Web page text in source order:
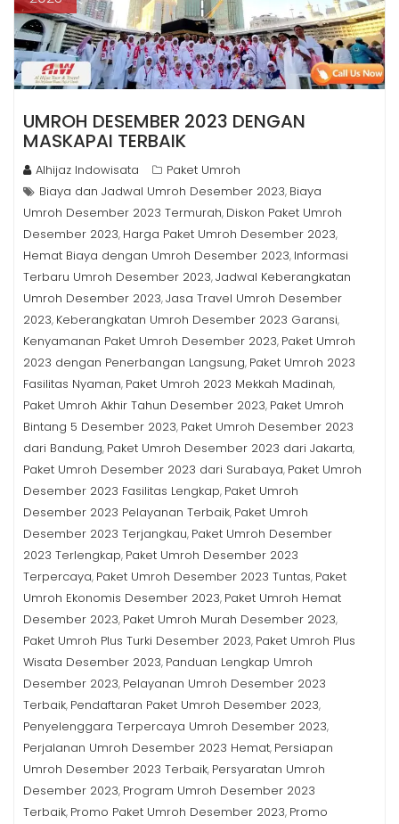
UMROH DESEMBER 2023 DENGAN
MASKAPAI TERBAIK
Alhijaz Indowisata
Paket Umroh
Biaya dan Jadwal Umroh Desember 2023, Biaya
Umroh Desember 2023 Termurah, Diskon Paket Umroh
Desember 2023, Harga Paket Umroh Desember 2023,
Hemat Biaya dengan Umroh Desember 2023, Informasi
Terbaru Umroh Desember 2023,Jadwal Keberangkatan
Umroh Desember 2023,Jasa Travel Umroh Desember
2023, Keberangkatan Umroh Desember 2023 Garansi,
Kenyamanan Paket Umroh Desember 2023, Paket Umroh
2023 dengan Penerbangan Langsung, Paket Umroh 2023
Fasilitas Nyaman, Paket Umroh 2023 Mekkah Madinah,
Paket Umroh Akhir Tahun Desember 2023, Paket Umroh
Bintang 5 Desember 2023, Paket Umroh Desember 2023
dari Bandung, Paket Umroh Desember 2023 dari Jakarta,
Paket Umroh Desember 2023 dari Surabaya, Paket Umroh
Desember 2023 Fasilitas Lengkap, Paket Umroh
Desember 2023 Pelayanan Terbaik, Paket Umroh
Desember 2023 Terjangkau, Paket Umroh Desember
2023 Terlengkap, Paket Umroh Desember 2023
Terpercaya, Paket Umroh Desember 2023 Tuntas, Paket
Umroh Ekonomis Desember 2023, Paket Umroh Hemat
Desember 2023, Paket Umroh Murah Desember 2023,
Paket Umroh Plus Turki Desember 2023, Paket Umroh Plus
Wisata Desember 2023, Panduan Lengkap Umroh
Desember 2023, Pelayanan Umroh Desember 2023
Terbaik, Pendaftaran Paket Umroh Desember 2023,
Penyelenggara Terpercaya Umroh Desember 2023,
Perjalanan Umroh Desember 2023 Hemat, Persiapan
Umroh Desember 2023 Terbaik, Persyaratan Umroh
Desember 2023, Program Umroh Desember 2023
Terbaik, Promo Paket Umroh Desember 2023, Promo